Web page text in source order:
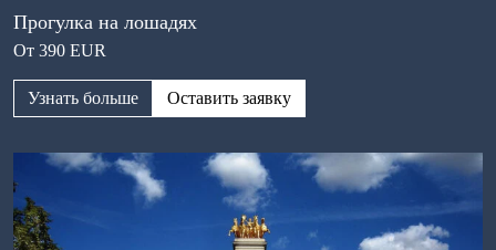
Прогулка на лошадях
От 390 EUR
Узнать больше Оставить заявку